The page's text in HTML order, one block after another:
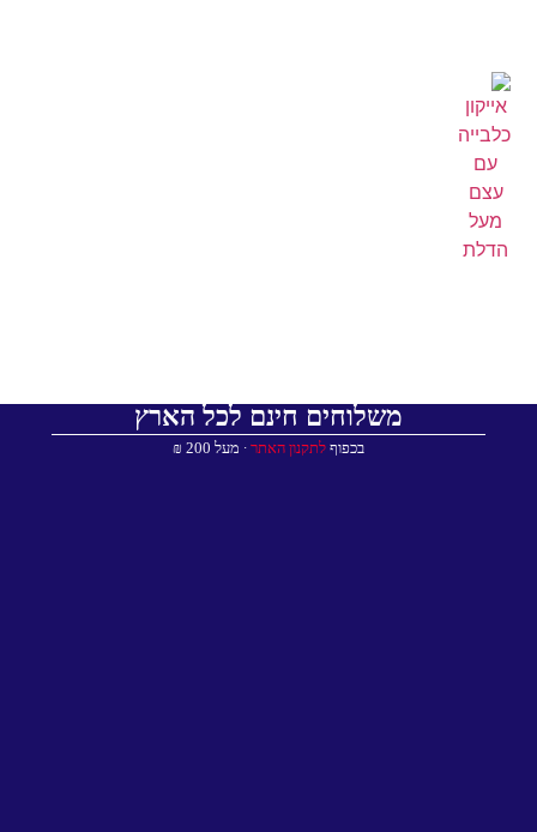
משלוחים חינם לכל הארץ
בכפוף לתקנון האתר ∙ מעל 200 ₪